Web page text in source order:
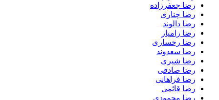
رضا جعفرزاده
رضا چناری
رضا دالوند
رضا رامیار
رضا رخساری
رضا سعدوند
رضا شیری
رضا صادقی
رضا فراهانی
رضا قائمی
رضا محمودی